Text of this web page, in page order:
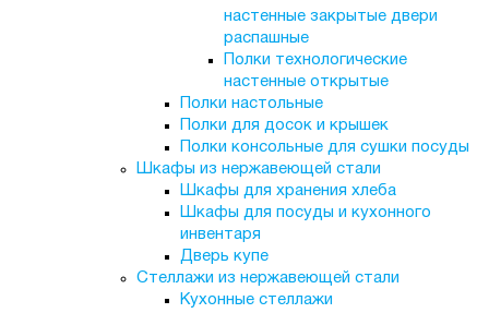
настенные закрытые двери
распашные
Полки технологические
настенные открытые
Полки настольные
Полки для досок и крышек
Полки консольные для сушки посуды
Шкафы из нержавеющей стали
Шкафы для хранения хлеба
Шкафы для посуды и кухонного
инвентаря
Дверь купе
Стеллажи из нержавеющей стали
Кухонные стеллажи